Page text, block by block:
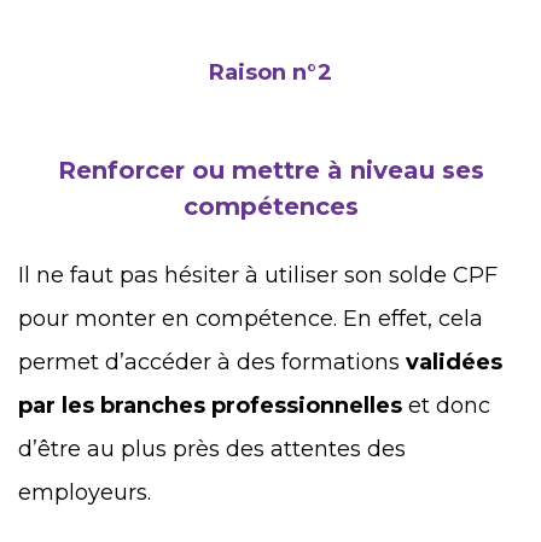
Raison n°2
Renforcer ou mettre à niveau ses
compétences
Il ne faut pas hésiter à utiliser son solde CPF
pour monter en compétence. En effet, cela
permet d’accéder à des formations validées
par les branches professionnelles et donc
d’être au plus près des attentes des
employeurs.